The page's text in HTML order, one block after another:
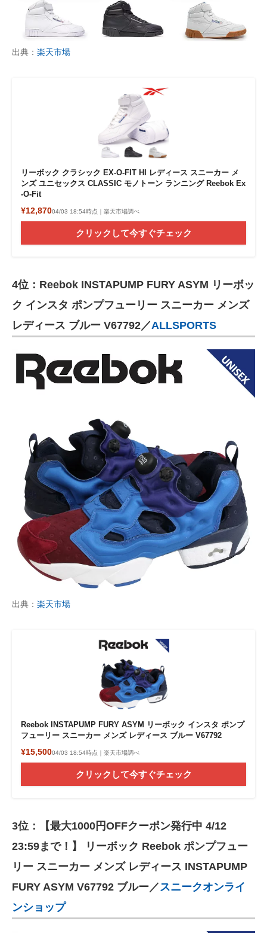
出典： 楽天市場
リーボック クラシック EX-O-FIT HI レディース スニーカー メ
ンズ ユニセックス CLASSIC モノトーン ランニング Reebok Ex
-O-Fit
¥12,87004/03 18:54時点｜楽天市場調べ
クリックして今すぐチェック
4位：Reebok INSTAPUMP FURY ASYM リーボッ
ク インスタ ポンプフューリー スニーカー メンズ
レディース ブルー V67792／ALLSPORTS
出典： 楽天市場
Reebok INSTAPUMP FURY ASYM リーボック インスタ ポンプ
フューリー スニーカー メンズ レディース ブルー V67792
¥15,50004/03 18:54時点｜楽天市場調べ
クリックして今すぐチェック
3位：【最大1000円OFFクーポン発行中 4/12
23:59まで！】 リーボック Reebok ポンプフュー
リー スニーカー メンズ レディース INSTAPUMP
FURY ASYM V67792 ブルー／ スニークオンライ
ンショップ